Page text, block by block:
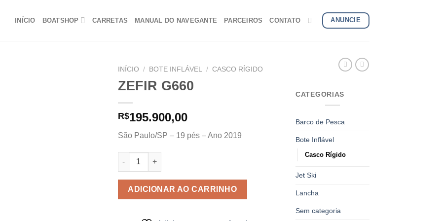
INÍCIO BOATSHOP CARRETAS MANUAL DO NAVEGANTE PARCEIROS CONTATO ANUNCIE
INÍCIO / BOTE INFLÁVEL / CASCO RÍGIDO
ZEFIR G660
R$195.900,00
São Paulo/SP – 19 pés – Ano 2019
ZEFIR G660 quantidade
ADICIONAR AO CARRINHO
CATEGORIAS
Barco de Pesca
Bote Inflável
Casco Rígido
Jet Ski
Lancha
Sem categoria